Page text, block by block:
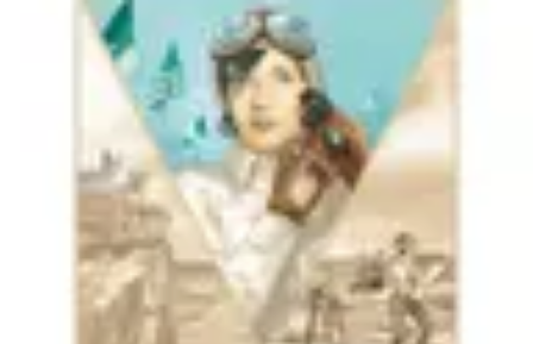
Plan Finance Perspective
Planification Financière
Stratégies Financières
Évaluation et AjustementÉvaluation et Ajustement du Plan
Plan Finance Perspective